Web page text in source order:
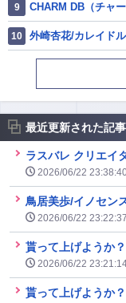
CHARM DB（チャー
外崎杏花/カレイド
最近更新された記事
ラスバレ クリエイ
2026/06/22
鳥居美歩/イノセン
2026/06/22 23:22:37
貰って上げようか
2026/06/22
貰って上げようか